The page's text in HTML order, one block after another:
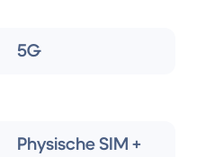
5G
Physische SIM +